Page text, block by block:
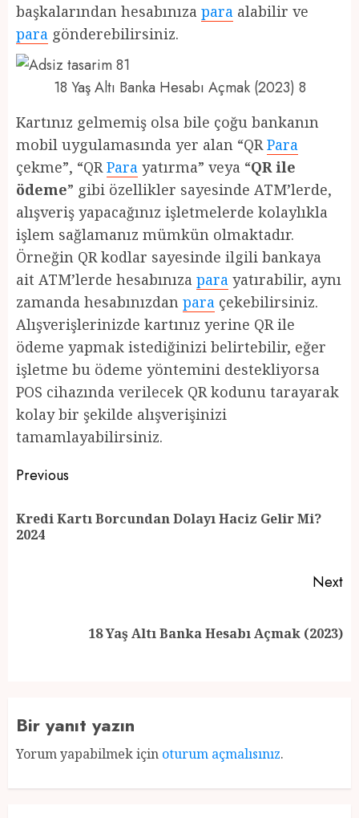
başkalarından hesabınıza para alabilir ve
para gönderebilirsiniz.
18 Yaş Altı Banka Hesabı Açmak (2023) 8
Kartınız gelmemiş olsa bile çoğu bankanın
mobil uygulamasında yer alan “QRPara
çekme”, “QRPara yatırma” veya “QR ile
ödeme” gibi özellikler sayesinde ATM’lerde,
alışveriş yapacağınız işletmelerde kolaylıkla
işlem sağlamanız mümkün olmaktadır.
Örneğin QR kodlar sayesinde ilgili bankaya
ait ATM’lerde hesabınıza para yatırabilir, aynı
zamanda hesabınızdan para çekebilirsiniz.
Alışverişlerinizde kartınız yerine QR ile
ödeme yapmak istediğinizi belirtebilir, eğer
işletme bu ödeme yöntemini destekliyorsa
POS cihazında verilecek QR kodunu tarayarak
kolay bir şekilde alışverişinizi
tamamlayabilirsiniz.
Post
navigation
Previous
Kredi Kartı Borcundan Dolayı Haciz Gelir Mi?
2024
Next
18 Yaş Altı Banka Hesabı Açmak (2023)
Bir yanıt yazın
Yorum yapabilmek için oturum açmalısınız.